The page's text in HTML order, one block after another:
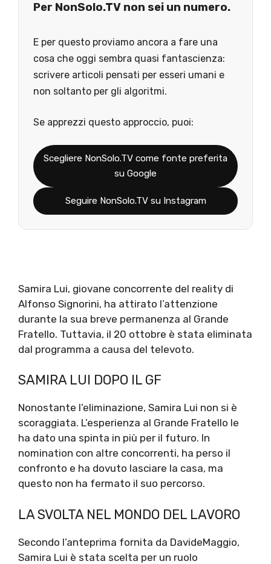
Per NonSolo.TV non sei un numero.
E per questo proviamo ancora a fare una
cosa che oggi sembra quasi fantascienza:
scrivere articoli pensati per esseri umani e
non soltanto per gli algoritmi.
Se apprezzi questo approccio, puoi:
Scegliere NonSolo.TV come fonte preferita
su Google
Seguire NonSolo.TV su Instagram
Samira Lui, giovane concorrente del reality di
Alfonso Signorini, ha attirato l’attenzione
durante la sua breve permanenza al Grande
Fratello. Tuttavia, il 20 ottobre è stata eliminata
dal programma a causa del televoto.
SAMIRA LUI DOPO IL GF
Nonostante l’eliminazione, Samira Lui non si è
scoraggiata. L’esperienza al Grande Fratello le
ha dato una spinta in più per il futuro. In
nomination con altre concorrenti, ha perso il
confronto e ha dovuto lasciare la casa, ma
questo non ha fermato il suo percorso.
LA SVOLTA NEL MONDO DEL LAVORO
Secondo l’anteprima fornita da DavideMaggio,
Samira Lui è stata scelta per un ruolo